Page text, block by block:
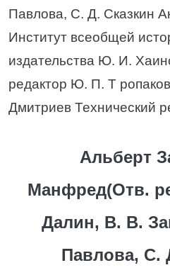
Павлова, С. Д. Сказкин
Институт всеобщей
издательства Ю. И.
редактор Ю. П. Т
Дмитриев Технический
Альберт
Манфред(Отв.
Далин, В. В.
Павлова, С.